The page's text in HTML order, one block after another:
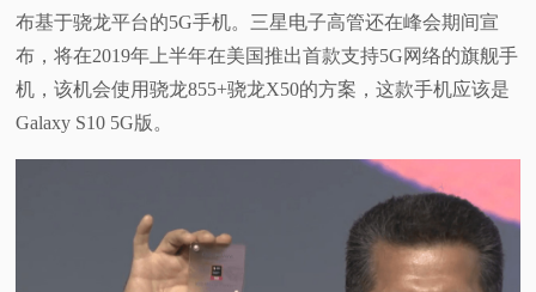
布基于骁龙平台的5G手机。三星电子高管还在峰会期间宣
布，将在2019年上半年在美国推出首款支持5G网络的旗舰手
机，该机会使用骁龙855+骁龙X50的方案，这款手机应该是
Galaxy S10 5G版。